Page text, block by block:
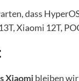
dass
Xiaomi 12T,
Xiaomi bleiben